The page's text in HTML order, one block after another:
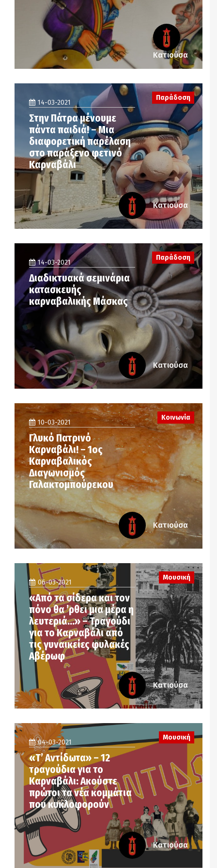
Κατιούσα
14-03-2021
Στην Πάτρα μένουμε
πάντα παιδιά! – Μια
διαφορετική παρέλαση
στο παράξενο φετινό
Καρναβάλι
Παράδοση
Κατιούσα
14-03-2021
Διαδικτυακά σεμινάρια
κατασκευής
καρναβαλικής Μάσκας
Παράδοση
Κατιούσα
10-03-2021
Γλυκό Πατρινό
Καρναβάλι! – 1ος
Καρναβαλικός
Διαγωνισμός
Γαλακτομπούρεκου
Κοινωνία
Κατιούσα
06-03-2021
«Από τα σίδερα και τον
πόνο θα ’ρθει μια μέρα η
λευτεριά…» – Τραγούδι
για το Καρναβάλι από
τις γυναικείες φυλακές
Αβέρωφ
Μουσική
Κατιούσα
04-03-2021
«Τ’ Αντίδωτα» – 12
τραγούδια για το
Καρναβάλι: Ακούστε
πρώτοι τα νέα κομμάτια
που κυκλοφορούν
Μουσική
Κατιούσα